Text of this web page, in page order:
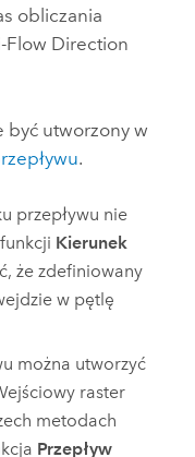
obliczania
Flow Direction
być utworzony w
.
przepływu nie
Kierunek
że zdefiniowany
w pętlę
można utworzyć
raster
metodach
Przepływ